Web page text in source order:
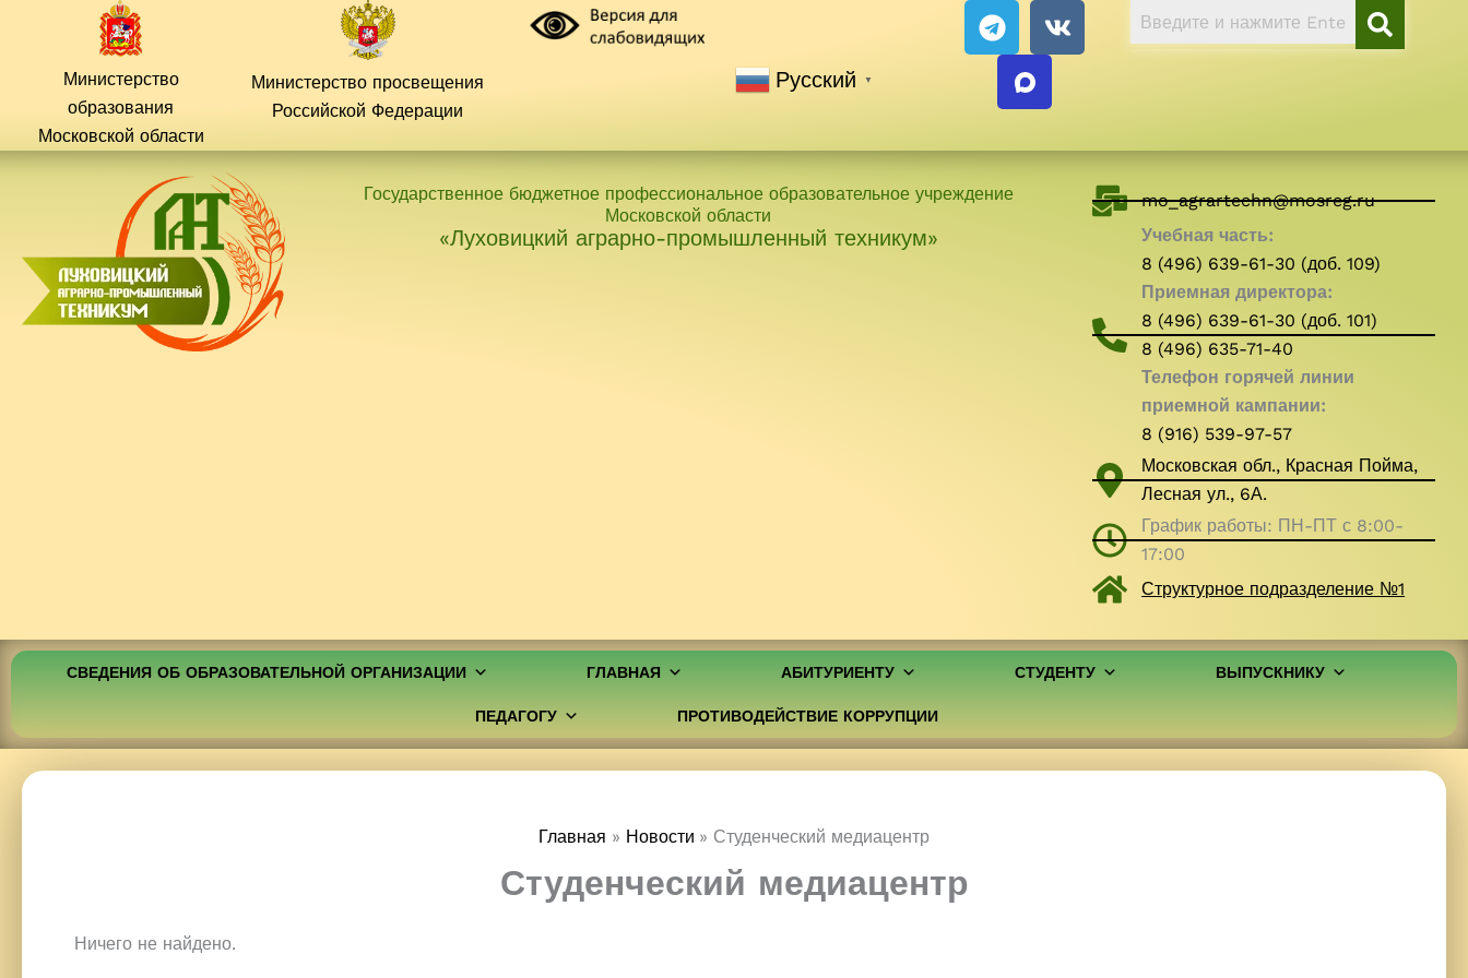
содержимомуМинистерство
образования
Московской области
Министерство просвещения
Российской Федерации
Русский ▼
T
e
l
r
m
V
k
Государственное бюджетное профессиональное образовательное учреждение
Московской области
«Луховицкий аграрно-промышленный техникум»
mo_agrartechn@mosreg.ru
Учебная часть:
8 (496) 639-61-30 (доб. 109)
Приемная директора:
8 (496) 639-61-30 (доб. 101)
8 (496) 635-71-40
Телефон горячей линии
приемной кампании:
8 (916) 539-97-57
Московская обл., Красная Пойма,
Лесная ул., 6А.
График работы: ПН-ПТ с 8:00-
17:00
Структурное подразделение №1
СВЕДЕНИЯ ОБ ОБРАЗОВАТЕЛЬНОЙ ОРГАНИЗАЦИИ ГЛАВНАЯ АБИТУРИЕНТУ СТУДЕНТУ ВЫПУСКНИКУ
ПЕДАГОГУ ПРОТИВОДЕЙСТВИЕ КОРРУПЦИИ
Главная Новости Студенческий медиацентр
Студенческий медиацентр
Ничего не найдено.